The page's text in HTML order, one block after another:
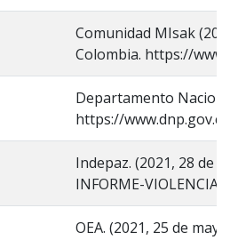
Comunidad MIsak
Colombia. https://
Departamento
https://
Indepaz. (2021, 28 de
INFORME-
OEA. (2021, 25 de